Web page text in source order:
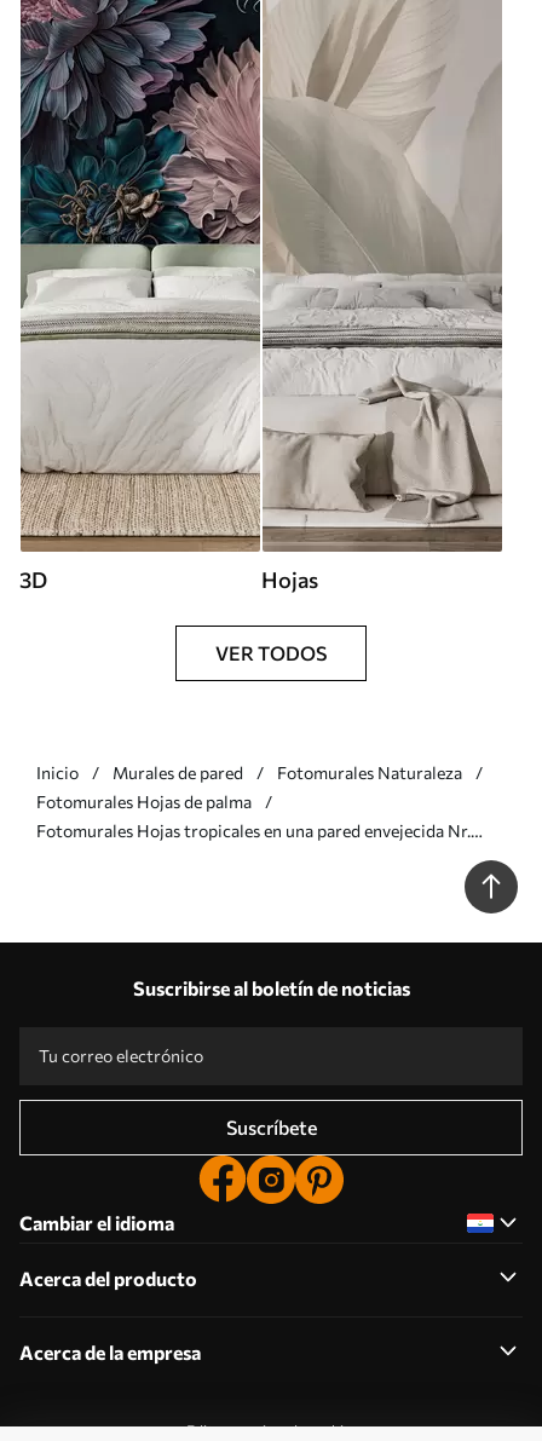
3D Hojas
VER TODOS
Inicio Murales de pared
Fotomurales Naturaleza
Fotomurales Hojas de palma
Fotomurales Hojas tropicales en una pared envejecida Nr.
Suscribirse al boletín de noticias
Suscríbete
Cambiar el idioma
Acerca del producto
Acerca de la empresa
Editar permisos de cookies